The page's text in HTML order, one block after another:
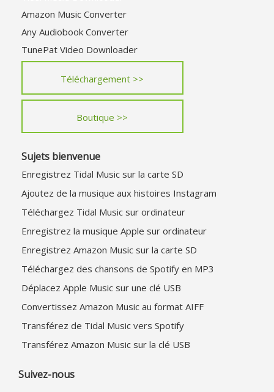
Amazon Music Converter
Any Audiobook Converter
TunePat Video Downloader
Téléchargement >>
Boutique >>
Sujets bienvenue
Enregistrez Tidal Music sur la carte SD
Ajoutez de la musique aux histoires Instagram
Téléchargez Tidal Music sur ordinateur
Enregistrez la musique Apple sur ordinateur
Enregistrez Amazon Music sur la carte SD
Téléchargez des chansons de Spotify en MP3
Déplacez Apple Music sur une clé USB
Convertissez Amazon Music au format AIFF
Transférez de Tidal Music vers Spotify
Transférez Amazon Music sur la clé USB
Suivez-nous